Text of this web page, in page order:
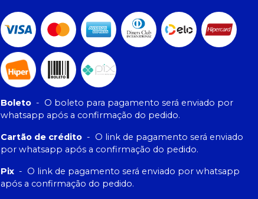
Boleto - O boleto para pagamento será enviado por
whatsapp após a confirmação do pedido.
Cartão de crédito - O link de pagamento será enviado
por whatsapp após a confirmação do pedido.
Pix - O link de pagamento será enviado por whatsapp
após a confirmação do pedido.